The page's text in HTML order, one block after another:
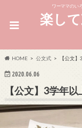
ワーママのい
楽し
HOME 公文式 【公文
2020.06.06
【公文】3学年